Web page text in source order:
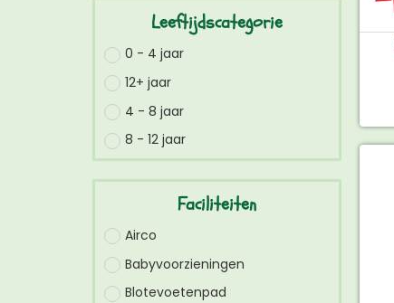
Leeftijdscategorie
0 - 4 jaar
12+ jaar
4 - 8 jaar
8 - 12 jaar
Faciliteiten
Airco
Babyvoorzieningen
Blotevoetenpad